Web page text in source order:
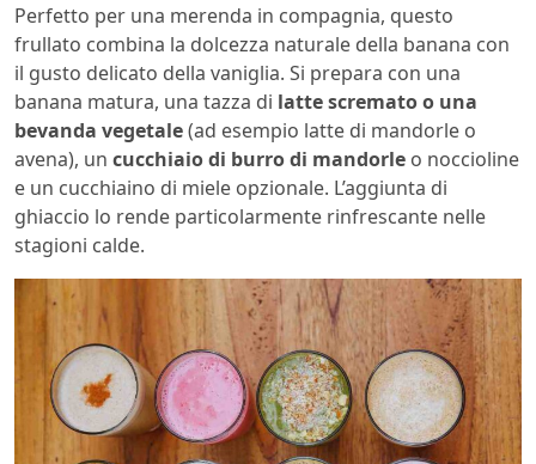
Perfetto per una merenda in compagnia, questo
frullato combina la dolcezza naturale della banana con
il gusto delicato della vaniglia. Si prepara con una
banana matura, una tazza di latte scremato o una
bevanda vegetale(ad esempio latte di mandorle o
avena), un cucchiaio di burro di mandorle o noccioline
e un cucchiaino di miele opzionale. L’aggiunta di
ghiaccio lo rende particolarmente rinfrescante nelle
stagioni calde.